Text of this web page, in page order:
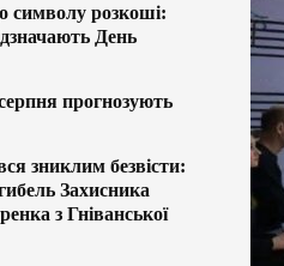
символу розкоші:
День
прогнозують
зниклим безвісти:
Захисника
з Гніванської